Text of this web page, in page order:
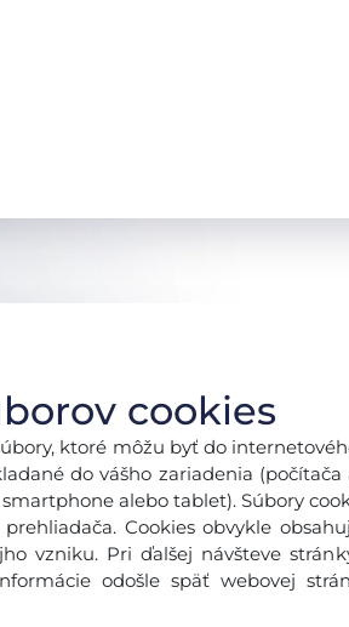
cookies
ktoré môžu byť do
do vášho zariadenia
alebo tablet). Súbory
Cookies obvykle
vzniku. Pri ďalšej návšteve
odošle späť webovej